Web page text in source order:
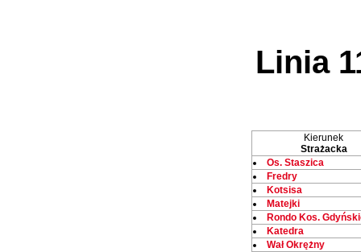
Linia
Kierunek
Strażacka
Os. Staszica
Fredry
Kotsisa
Matejki
Rondo Kos.
Katedra
Wał Okrężny